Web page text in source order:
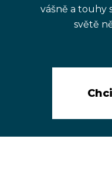
vášně a touhy
světě